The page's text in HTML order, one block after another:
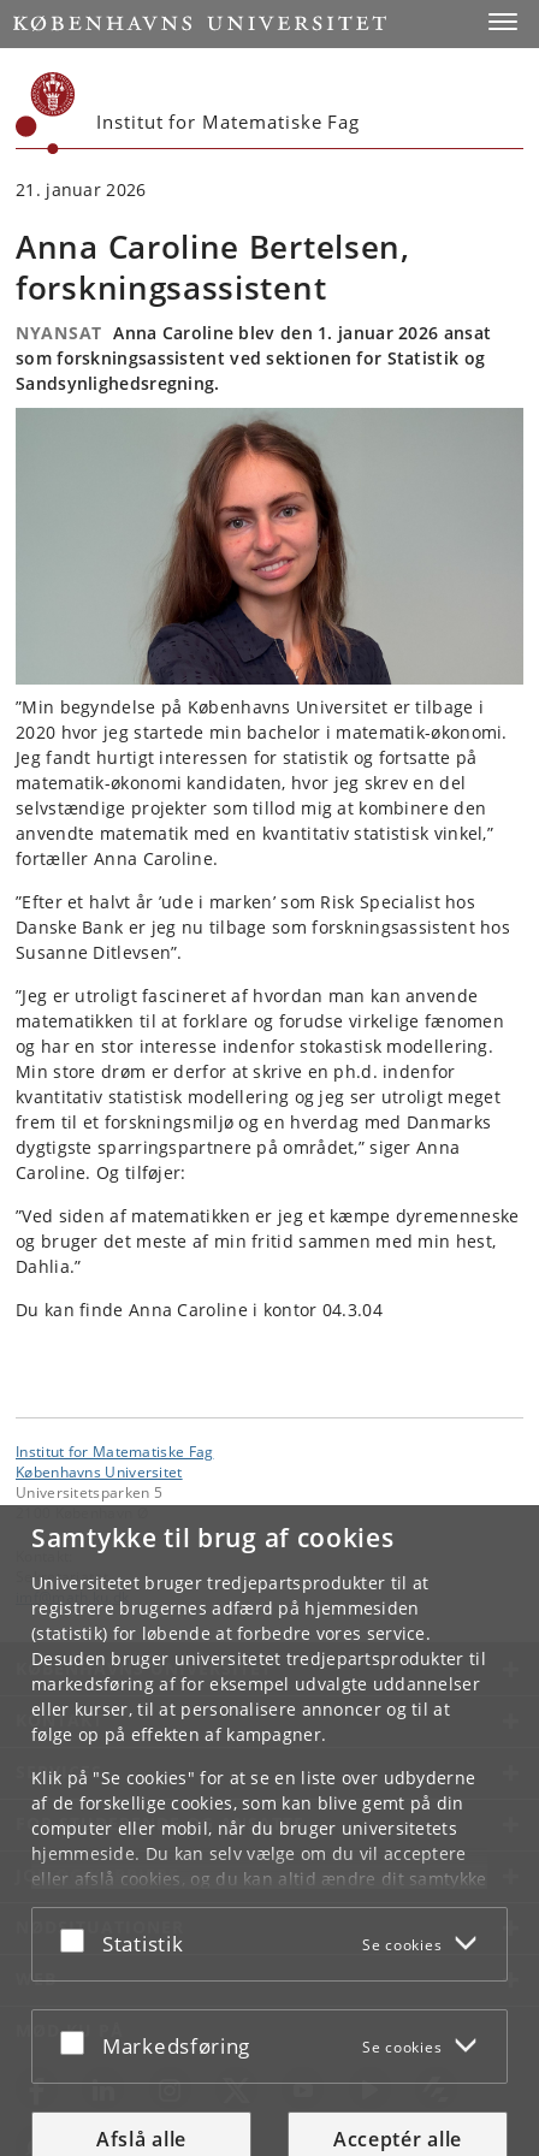
Samtykke til brug af cookies
Universitetet bruger tredjepartsprodukter til at
registrere brugernes adfærd på hjemmesiden
(statistik) for løbende at forbedre vores service.
Desuden bruger universitetet tredjepartsprodukter til
markedsføring af for eksempel udvalgte uddannelser
eller kurser, til at personalisere annoncer og til at
følge op på effekten af kampagner.
Klik på "Se cookies" for at se en liste over udbyderne
af de forskellige cookies, som kan blive gemt på din
computer eller mobil, når du bruger universitetets
hjemmeside. Du kan selv vælge om du vil acceptere
eller afslå cookies, og du kan altid ændre dit samtykke
underCookie- og privatlivspolitiksom du finder i
bunden af hver side.
Acceptér eller afslå
Statistik Se cookies
Acceptér eller afslå
Markedsføring Se cookies
Afslå alle Acceptér alle
Start
Institut for Matematiske Fag
21. januar 2026
Anna Caroline Bertelsen,
forskningsassistent
NYANSAT Anna Caroline blev den 1. januar 2026 ansat
som forskningsassistent ved sektionen for Statistik og
Sandsynlighedsregning.
”Min begyndelse på Københavns Universitet er tilbage i
2020 hvor jeg startede min bachelor i matematik-økonomi.
Jeg fandt hurtigt interessen for statistik og fortsatte på
matematik-økonomi kandidaten, hvor jeg skrev en del
selvstændige projekter som tillod mig at kombinere den
anvendte matematik med en kvantitativ statistisk vinkel,”
fortæller Anna Caroline.
”Efter et halvt år ’ude i marken’ som Risk Specialist hos
Danske Bank er jeg nu tilbage som forskningsassistent hos
Susanne Ditlevsen”.
”Jeg er utroligt fascineret af hvordan man kan anvende
matematikken til at forklare og forudse virkelige fænomen
og har en stor interesse indenfor stokastisk modellering.
Min store drøm er derfor at skrive en ph.d. indenfor
kvantitativ statistisk modellering og jeg ser utroligt meget
frem til et forskningsmiljø og en hverdag med Danmarks
dygtigste sparringspartnere på området,” siger Anna
Caroline. Og tilføjer:
”Ved siden af matematikken er jeg et kæmpe dyremenneske
og bruger det meste af min fritid sammen med min hest,
Dahlia.”
Du kan finde Anna Caroline i kontor 04.3.04
Institut for Matematiske Fag
Københavns Universitet
Universitetsparken 5
Sekretariatet
KØBENHAVNS UNIVERSITET
KONTAKT
SERVICES
FOR STUDERENDE OG ANSATTE
JOB OG KARRIERE
NØDSITUATIONER
WEB
MØD KU PÅ